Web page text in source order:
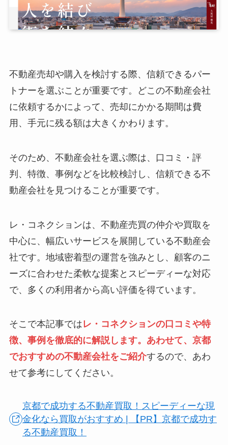
不動産売却や購入を検討する際、信頼できるパー
トナーを選ぶことが重要です。どこの不動産会社
に依頼するかによって、売却にかかる期間は費
用、手元に残る額は大きくかわります。
そのため、不動産会社を選ぶ際は、口コミ・評
判、特徴、事例などを比較検討し、信頼できる不
動産会社を見つけることが重要です。
レ・コネクションは、不動産売買の仲介や買取を
中心に、幅広いサービスを展開している不動産会
社です。地域密着型の運営を強みとし、顧客のニ
ーズに合わせた柔軟な提案とスピーディーな対応
で、多くの利用者から高い評価を得ています。
そこで本記事ではレ・コネクションの口コミや特
徴、事例を徹底的に解説します。あわせて、京都
でおすすめの不動産会社をご紹介するので、あわ
せて参考にしてください。
京都で成功する不動産買取！スピーディーな現
金化なら買取がおすすめ | 【PR】京都で成功す
る不動産買取！